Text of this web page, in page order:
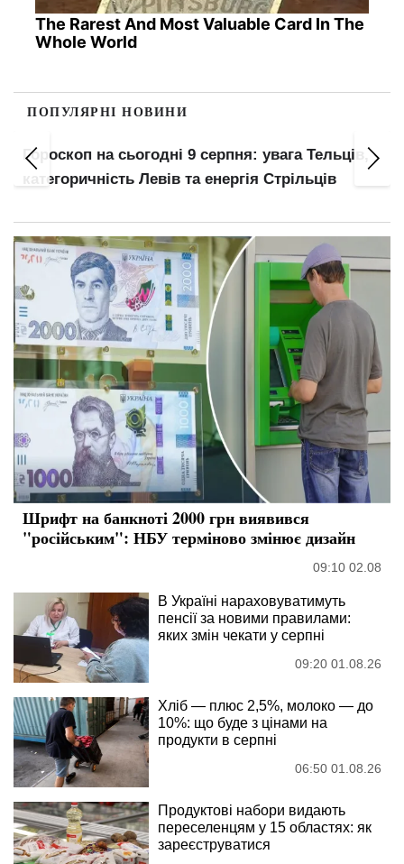
The Rarest And Most Valuable Card In The
Whole World
ПОПУЛЯРНІ НОВИНИ
Гороскоп на сьогодні 9 серпня: увага Тельців,
категоричність Левів та енергія Стрільців
Шрифт на банкноті 2000 грн виявився
"російським": НБУ терміново змінює дизайн
09:10 02.08
В Україні нараховуватимуть
пенсії за новими правилами:
яких змін чекати у серпні
09:20 01.08.26
Хліб — плюс 2,5%, молоко — до
10%: що буде з цінами на
продукти в серпні
06:50 01.08.26
Продуктові набори видають
переселенцям у 15 областях: як
зареєструватися